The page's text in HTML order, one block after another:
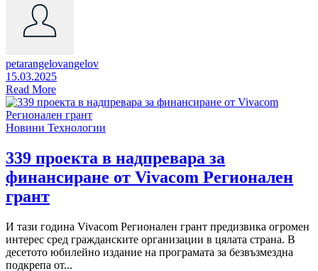
petarangelovangelov
15.03.2025
Read More
Новини Технологии
339 проекта в надпревара за
финансиране от Vivacom Регионален
грант
И тази година Vivacom Регионален грант предизвика огромен
интерес сред гражданските организации в цялата страна. В
десетото юбилейно издание на програмата за безвъзмездна
подкрепа от...